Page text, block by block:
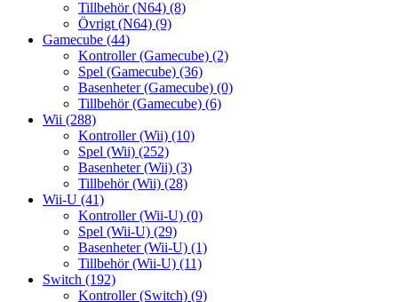
Tillbehör (N64) (8)
Övrigt (N64) (9)
Gamecube (44)
Kontroller (Gamecube) (2)
Spel (Gamecube) (36)
Basenheter (Gamecube) (0)
Tillbehör (Gamecube) (6)
Wii (288)
Kontroller (Wii) (10)
Spel (Wii) (252)
Basenheter (Wii) (3)
Tillbehör (Wii) (28)
Wii-U (41)
Kontroller (Wii-U) (0)
Spel (Wii-U) (29)
Basenheter (Wii-U) (1)
Tillbehör (Wii-U) (11)
Switch (192)
Kontroller (Switch) (9)